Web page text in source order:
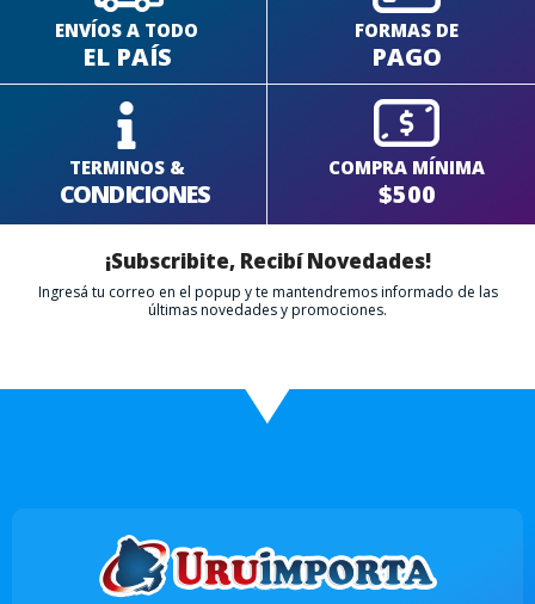
ENVÍOS A TODO
EL PAÍS
FORMAS DE
PAGO
TERMINOS &
CONDICIONES
COMPRA MÍNIMA
$500
¡Subscribite, Recibí Novedades!
Ingresá tu correo en el popup y te mantendremos informado de las
últimas novedades y promociones.